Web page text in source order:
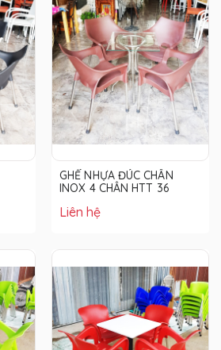
GHẾ NHỰA ĐÚC CHÂN
INOX 4 CHÂN HTT 36
Liên hệ